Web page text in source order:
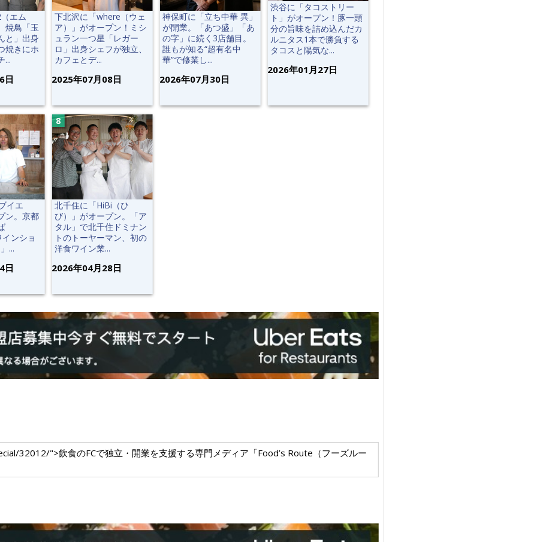
エム
焼鳥「玉
と」出身
焼きにホ
...
日
下北沢に「where（ウェ
ア）」がオープン！ミシ
ュラン一つ星「レガー
ロ」出身シェフが独立、
カフェとデ...
2025年07月08日
神保町に「立ち中華 異」
が開業。「あつ盛」「あ
の字」に続く3店舗目。
誰もが知る“超有名中
華”で修業し...
2026年07月30日
渋谷に「タコストリー
ト」がオープン！豚一頭
分の旨味を詰め込んだカ
ルニタス1本で勝負する
タコスと陽気な...
2026年01月27日
イエ
ン。京都
ンショ
...
日
北千住に「HiBi（ひ
び）」がオープン。「ア
タル」で北千住ドミナン
トのトーヤーマン、初の
洋食ワイン業...
2026年04月28日
32012/">飲食のFCで独立・開業を支援する専門メディア「Food’s Route（フーズルー